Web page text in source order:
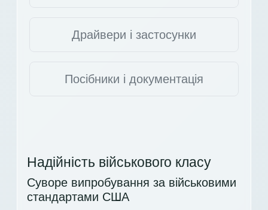
Драйвери і застосунки
Посібники і документація
Надійність військового класу
Суворе випробування за військовими
стандартами США